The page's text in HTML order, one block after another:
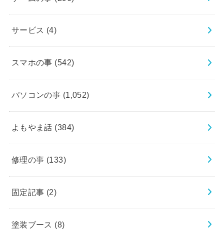
サービス (4)
スマホの事 (542)
パソコンの事 (1,052)
よもやま話 (384)
修理の事 (133)
固定記事 (2)
塗装ブース (8)